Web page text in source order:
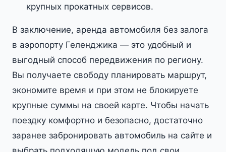
крупных прокатных сервисов.
В заключение, аренда автомобиля без залога
в аэропорту Геленджика — это удобный и
выгодный способ передвижения по региону.
Вы получаете свободу планировать маршрут,
экономите время и при этом не блокируете
крупные суммы на своей карте. Чтобы начать
поездку комфортно и безопасно, достаточно
заранее забронировать автомобиль на сайте и